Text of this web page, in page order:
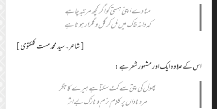
مٹا دے اپنی ہستی کو اگر کچھ مرتبہ چاہے
کہ دانہ خاک میں مل کر گل و گلزار ہوتا ہے
[شاعر۔سید محمد مست کلکتوی]
اس کے علاوہ ایک اور مشہور شعر ہے :
پھول کی پتی سے کٹ سکتا ہے ہیرے کا جگر
مر د ناداں پر کلام ِ نر م و نازک بے اثر